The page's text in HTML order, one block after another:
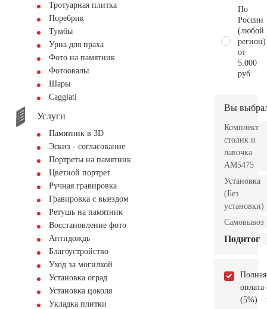
Тротуарная плитка
Поребрик
Тумбы
Урна для праха
Фото на памятник
Фотоовалы
Шары
Сaggiati
Услуги
Памятник в 3D
Эскиз - согласование
Портреты на памятник
Цветной портрет
Ручная гравировка
Гравировка с выездом
Ретушь на памятник
Восстановление фото
Антидождь
Благоустройство
Уход за могилкой
Установка оград
Установка цоколя
Укладка плитки
По
России
(любой
регион)
от
5.000
руб.
Вы
Комплект
столик и
лавочка
АМ5475
Установка
(Без
установки)
Самовывоз
Подитог
Полная
оплата
(5%)